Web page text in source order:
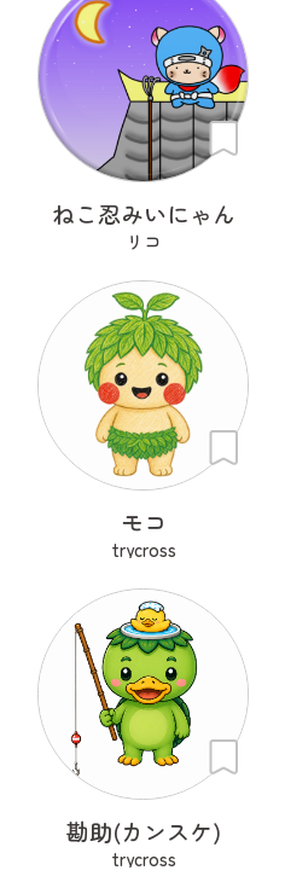
ねこ忍みいにゃん
リコ
モコ
trycross
勘助(カンスケ)
trycross